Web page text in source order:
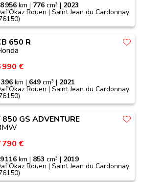
956 km | 776 cm³ | 2023
Rouen | Saint Jean du Cardonnay
650 R
990 €
396 km | 649 cm³ | 2021
Rouen | Saint Jean du Cardonnay
850 GS ADVENTURE
790 €
116 km | 853 cm³ | 2019
Rouen | Saint Jean du Cardonnay